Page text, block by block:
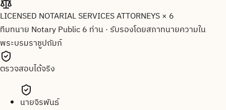
LICENSED NOTARIAL SERVICES ATTORNEYS × 6
ทีมทนาย Notary Public 6 ท่าน· รับรองโดยสภาทนายความใน
พระบรมราชูปถัมภ์
ตรวจสอบได้จริง
นายจิรพันธ์